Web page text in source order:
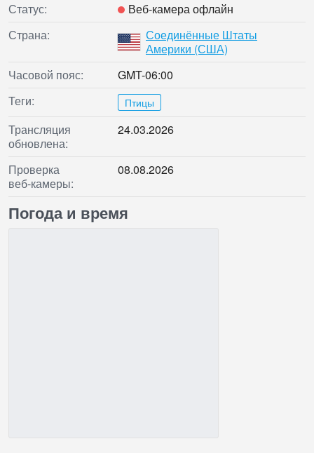
Статус:
Веб‑камера офлайн
Страна:
Соединённые Штаты
Америки (США)
Часовой пояс:
GMT-06:00
Теги:
Птицы
Трансляция
обновлена:
24.03.2026
Проверка
веб‑камеры:
08.08.2026
Погода и время